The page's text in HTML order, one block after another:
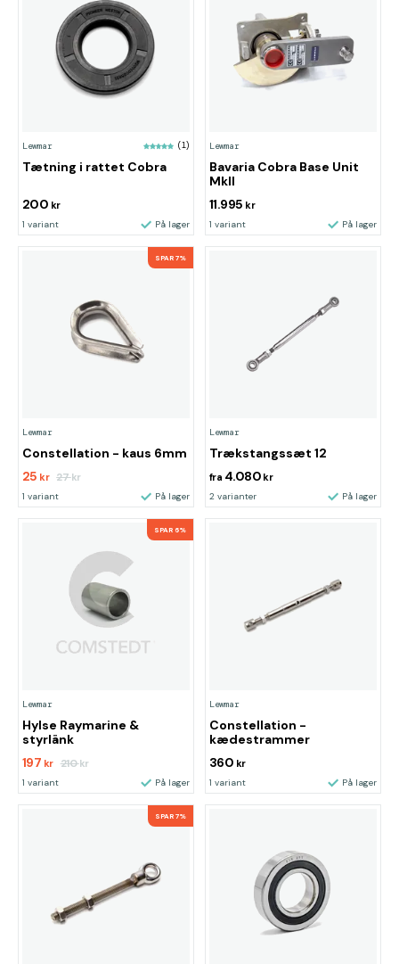
Lewmar (1)
Tætning i rattet Cobra
200 kr
1 variant På lager
Lewmar
Bavaria Cobra Base Unit
MkII
11.995 kr
1 variant På lager
SPAR 7%
Lewmar
Constellation - kaus 6mm
25 kr 27kr
1 variant På lager
Lewmar
Trækstangssæt 12
fra 4.080 kr
2 varianter På lager
SPAR 6%
Lewmar
Hylse Raymarine &
styrlänk
197 kr 210kr
1 variant På lager
Lewmar
Constellation -
kædestrammer
360 kr
1 variant På lager
SPAR 7%